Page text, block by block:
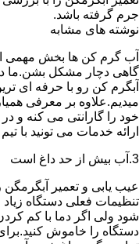
جرم گرفته باشد.
نوشته های مشابه
آب گرم کن ها بخش مهمی
گاهی دچار مشکل بشن.ما
آبگرم کن رو با حرفه ای
میدیم.علاوه بر معرفی
خود را گارانتی می کنه و
ارائه خدمات می تونید با
3.آب بیش از حد داغ است
عیب یابی و تعمیر آبگرمگن
تنظیمات فعلی دستگاه
شود ولی اگر دما با کم
دستگاه را خاموش